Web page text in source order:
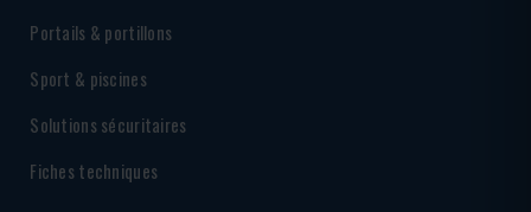
Portails & portillons
Sport & piscines
Solutions sécuritaires
Fiches techniques